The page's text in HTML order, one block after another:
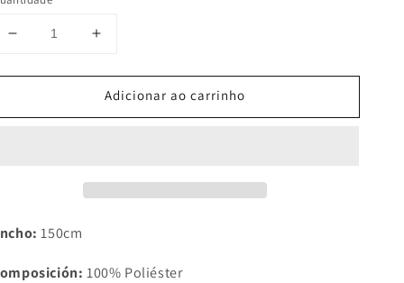
Diminuir
quantidade
Tela
Aumentar
quantidade
de
Tela
Adicionar ao carrinho
150cm
100% Poliéster